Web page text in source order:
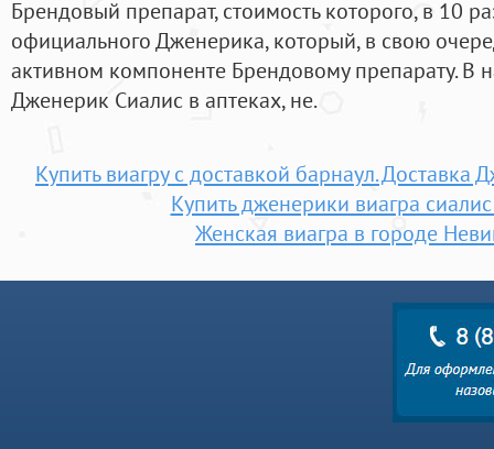
Брендовый препарат, стоимость которого, в 10
официального Дженерика, который, в свою
активном компоненте Брендовому препарату. В
Дженерик Сиалис в аптеках, не.
Купить виагру с доставкой барнаул. Доставка
Купить дженерики виагра
Женская виагра в городе